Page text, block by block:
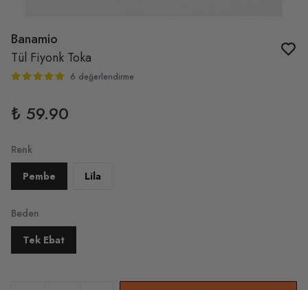
Banamio
Tül Fiyonk Toka
6 değerlendirme
₺ 59.90
Renk
Pembe
Lila
Beden
Tek Ebat